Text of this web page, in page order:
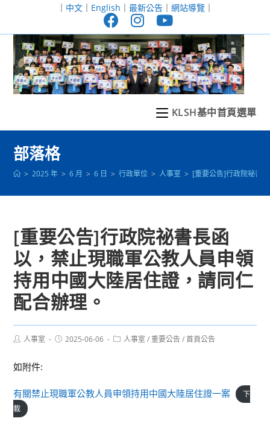
至
｜ 中文｜ English ｜ 最新公告｜ 網站導覽｜
KLSH基中首頁選單
部落格
> 2025 年 > 6 月 > 6 日 > 行政單位 > 人事室 > [重要公告]行政院祕書
[重要公告]行政院祕書長函
以，禁止現職軍公教人員申領
持用中國大陸居住證，請同仁
配合辦理。
Post人事室
Post2025-06-06
Post人事室 / 重要公告 / 首頁公告
如附件:
有關禁止現職軍公教人員申領持用中國大陸居住證一案
下
載